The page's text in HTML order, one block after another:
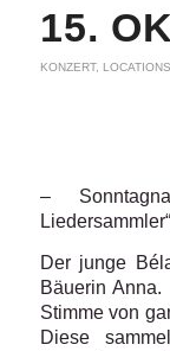
15.
KONZERT, LOCATIONS
–
Der junge
Bäuerin
Stimme von
Diese